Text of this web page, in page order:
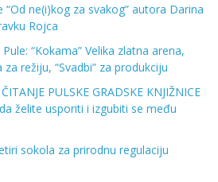
ne(i)kog za svakog” autora Darina
Rojca
“Kokama” Velika zlatna arena,
režiju, “Svadbi” za produkciju
PULSKE GRADSKE KNJIŽNICE
želite usporiti i izgubiti se među
sokola za prirodnu regulaciju